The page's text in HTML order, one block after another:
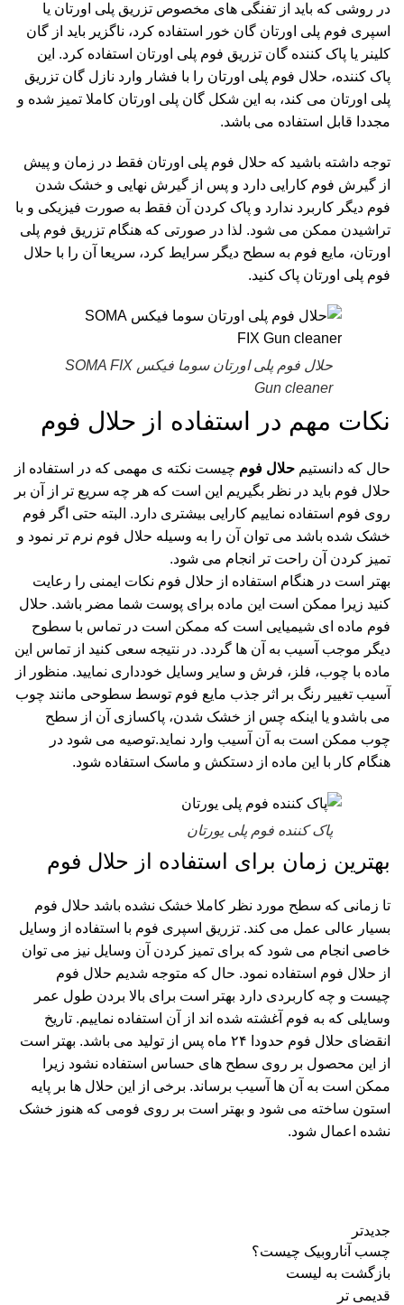
در روشی که باید از تفنگی های مخصوص تزریق پلی اورتان یا
اسپری فوم پلی اورتان گان خور
استفاده کرد، ناگزیر باید از گان
کلینر یا پاک کننده گان تزریق فوم پلی اورتان استفاده کرد. این
پاک کننده، حلال فوم پلی اورتان را با فشار وارد نازل گان تزریق
پلی اورتان می کند، به این شکل گان پلی اورتان کاملا تمیز شده و
مجددا قابل استفاده می باشد.
توجه داشته باشید که حلال فوم پلی اورتان فقط در زمان و پیش
از گیرش فوم کارایی دارد و پس از گیرش نهایی و خشک شدن
فوم دیگر کاربرد ندارد و پاک کردن آن فقط به صورت فیزیکی و با
تراشیدن ممکن می شود. لذا در صورتی که هنگام تزریق فوم پلی
اورتان، مایع فوم به سطح دیگر سرایط کرد، سریعا آن را با حلال
فوم پلی اورتان پاک کنید.
حلال فوم پلی اورتان سوما فیکس SOMA FIX
Gun cleaner
نکات مهم در استفاده از حلال فوم
حال که دانستیم حلال فوم چیست نکته ی مهمی که در استفاده از
حلال فوم باید در نظر بگیریم این است که هر چه سریع تر از آن بر
روی فوم استفاده نماییم کارایی بیشتری دارد. البته حتی اگر فوم
خشک شده باشد می توان آن را به وسیله حلال فوم نرم تر نمود و
تمیز کردن آن راحت تر انجام می شود.
بهتر است در هنگام استفاده از حلال فوم نکات ایمنی را رعایت
کنید زیرا ممکن است این ماده برای پوست شما مضر باشد. حلال
فوم ماده ای شیمیایی است که ممکن است در تماس با سطوح
دیگر موجب آسیب به آن ها گردد. در نتیجه سعی کنید از تماس این
ماده با چوب، فلز، فرش و سایر وسایل خودداری نمایید. منظور از
آسیب تغییر رنگ بر اثر جذب مایع فوم توسط سطوحی مانند چوب
می باشدو یا اینکه چس از خشک شدن، پاکسازی آن از سطح
چوب ممکن است به آن آسیب وارد نماید.توصیه می شود در
هنگام کار با این ماده از دستکش و ماسک استفاده شود.
پاک کننده فوم پلی یورتان
بهترین زمان برای استفاده از حلال فوم
تا زمانی که سطح مورد نظر کاملا خشک نشده باشد حلال فوم
بسیار عالی عمل می کند. تزریق اسپری فوم با استفاده از وسایل
خاصی انجام می شود که برای تمیز کردن آن وسایل نیز می توان
از حلال فوم استفاده نمود. حال که متوجه شدیم حلال فوم
چیست و چه کاربردی دارد بهتر است برای بالا بردن طول عمر
وسایلی که به فوم آغشته شده اند از آن استفاده نماییم. تاریخ
انقضای حلال فوم حدودا ۲۴ ماه پس از تولید می باشد. بهتر است
از این محصول بر روی سطح های حساس استفاده نشود زیرا
ممکن است به آن ها آسیب برساند. برخی از این حلال ها بر پایه
استون ساخته می شود و بهتر است بر روی فومی که هنوز خشک
نشده اعمال شود.
جدیدتر
چسب آناروبیک چیست؟
بازگشت به لیست
قدیمی تر